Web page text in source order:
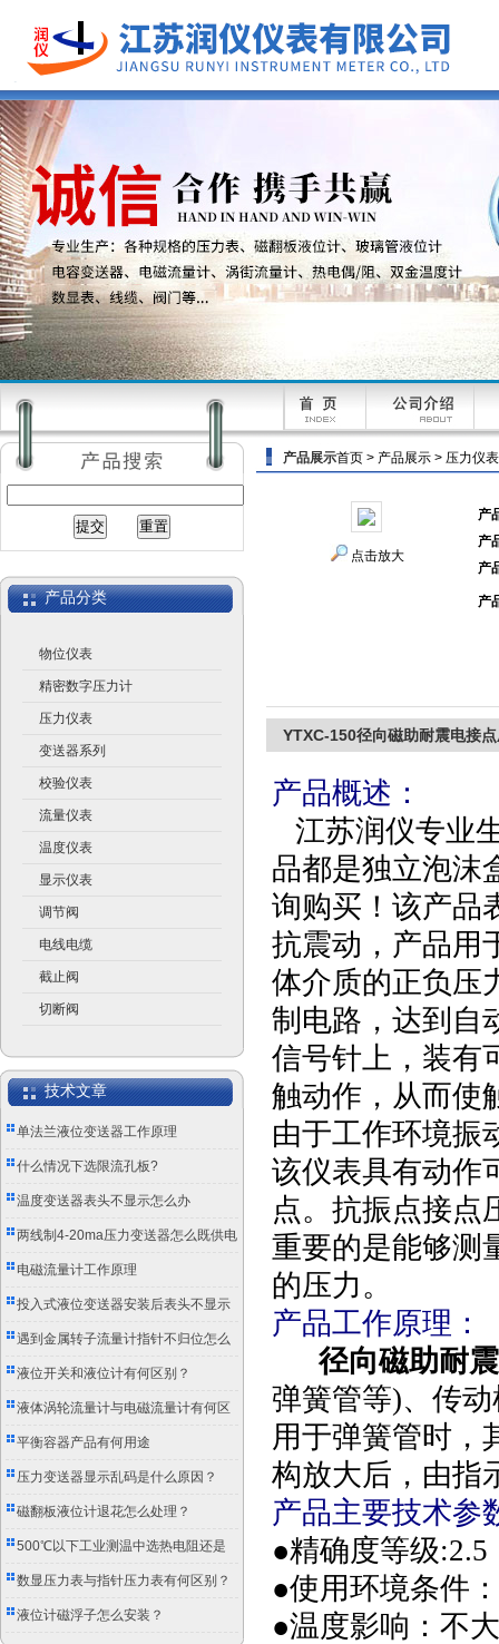
江苏润仪仪表有限公司
产品分类
物位仪表
精密数字压力计
压力仪表
变送器系列
校验仪表
流量仪表
温度仪表
显示仪表
调节阀
电线电缆
截止阀
切断阀
技术文章
单法兰液位变送器工作原理
什么情况下选限流孔板?
温度变送器表头不显示怎么办
两线制4-20ma压力变送器怎么既供电
又传信号？
电磁流量计工作原理
投入式液位变送器安装后表头不显示
怎么办？
遇到金属转子流量计指针不归位怎么
办？
液位开关和液位计有何区别？
液体涡轮流量计与电磁流量计有何区
别？
平衡容器产品有何用途
压力变送器显示乱码是什么原因？
磁翻板液位计退花怎么处理？
500℃以下工业测温中选热电阻还是
双金属温度计？
数显压力表与指针压力表有何区别？
液位计磁浮子怎么安装？
产品展示首页 > 产品展示 > 压力仪表
点击放大
产
产
产
产
YTXC-150径向磁助耐震电接
产品概述：
江苏润仪专业
品都是独立泡沫
询购买！该产品
抗震动，产品用
体介质的正负压
制电路，达到自
信号针上，装有
触动作，从而使
由于工作环境振
该仪表具有动作
点。抗振点接点
重要的是能够测
的压力。
产品工作原理：
径向磁助耐震
弹簧管等)、传
用于弹簧管时，
构放大后，由指
产品主要技术参
●精确度等级:2.5
●使用环境条件
●温度影响：不